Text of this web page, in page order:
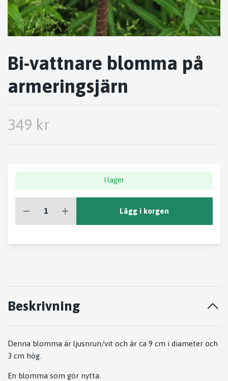
Bi-vattnare blomma på
armeringsjärn
349 kr
I lager
Lägg i korgen
Beskrivning
Denna blomma är ljusnrun/vit och är ca 9 cm i diameter och
3 cm hög.
En blomma som gör nytta.